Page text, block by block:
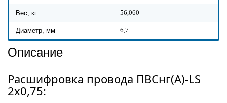
Вес, кг 56,060
Диаметр, мм 6,7
Описание
Расшифровка провода ПВСнг(А)-LS
2х0,75: